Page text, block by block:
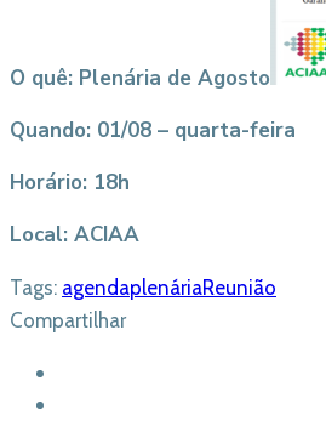
O quê: Plenária de Agosto
Quando: 01/08 – quarta-feira
Horário: 18h
Local: ACIAA
Tags: agendaplenáriaReunião
Compartilhar